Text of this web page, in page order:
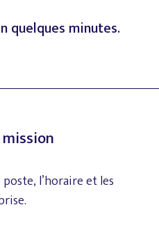
quelques minutes.
mission
poste, l’horaireetles